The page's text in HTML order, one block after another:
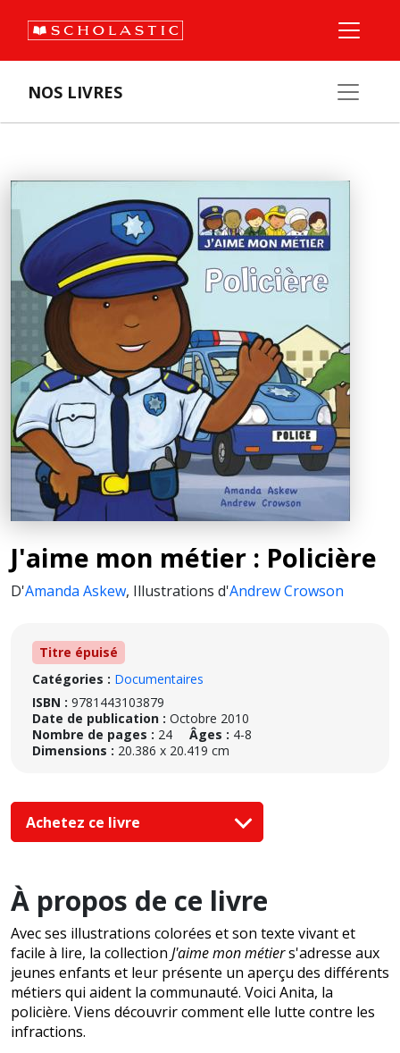
NOS LIVRES
J'aime mon métier : Policière
D'Amanda Askew, Illustrations d'Andrew Crowson
Titre épuisé
Catégories : Documentaires
ISBN : 9781443103879
Date de publication : Octobre 2010
Nombre de pages : 24 Âges : 4-8
Dimensions : 20.386 x 20.419 cm
Achetez ce livre
À propos de ce livre
Avec ses illustrations colorées et son texte vivant et
facile à lire, la collection J'aime mon métiers'adresse aux
jeunes enfants et leur présente un aperçu des différents
métiers qui aident la communauté. Voici Anita, la
policière. Viens découvrir comment elle lutte contre les
infractions.